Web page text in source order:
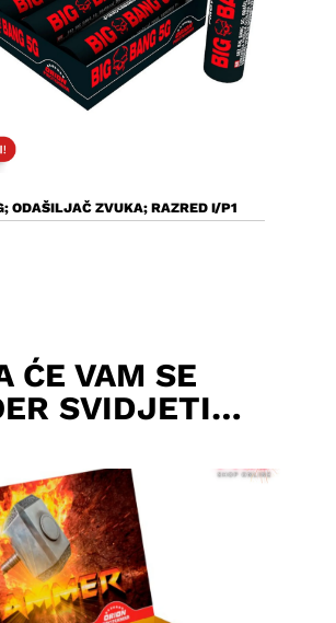
Dodaj U Košaricu
ODAŠILJAČ ZVUKA; RAZRED I/P1
ĆE VAM SE
SVIDJETI…